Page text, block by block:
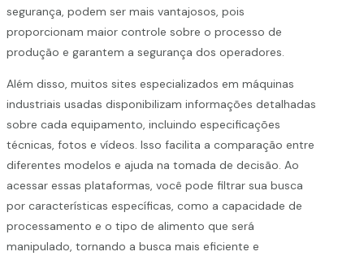
segurança, podem ser mais vantajosos, pois
proporcionam maior controle sobre o processo de
produção e garantem a segurança dos operadores.
Além disso, muitos sites especializados em máquinas
industriais usadas disponibilizam informações detalhadas
sobre cada equipamento, incluindo especificações
técnicas, fotos e vídeos. Isso facilita a comparação entre
diferentes modelos e ajuda na tomada de decisão. Ao
acessar essas plataformas, você pode filtrar sua busca
por características específicas, como a capacidade de
processamento e o tipo de alimento que será
manipulado, tornando a busca mais eficiente e